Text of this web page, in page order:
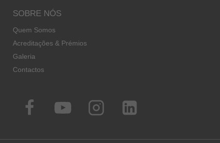
SOBRE NÓS
Quem Somos
Acreditações & Prémios
Galeria
Contactos